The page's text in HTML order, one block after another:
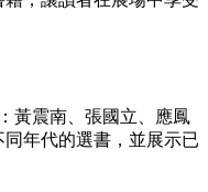
黃震南、張國立、應鳳
年代的選書，並展示已